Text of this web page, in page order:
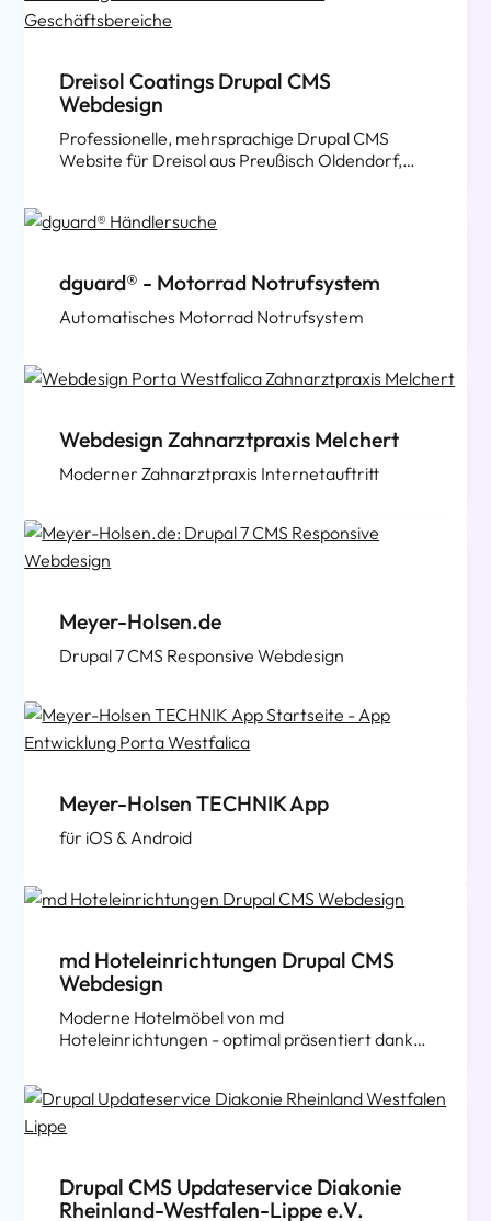
Dreisol Coatings Drupal CMS
Webdesign
Professionelle, mehrsprachige Drupal CMS
Website für Dreisol aus Preußisch Oldendorf,
dguard® - Motorrad Notrufsystem
Automatisches Motorrad Notrufsystem
Webdesign Zahnarztpraxis Melchert
Moderner Zahnarztpraxis Internetauftritt
Meyer-Holsen.de
Drupal 7 CMS Responsive Webdesign
Meyer-Holsen TECHNIK App
für iOS & Android
md Hoteleinrichtungen Drupal CMS
Webdesign
Moderne Hotelmöbel von md
Hoteleinrichtungen - optimal präsentiert dank
Drupal CMS Updateservice Diakonie
Rheinland-Westfalen-Lippe e.V.